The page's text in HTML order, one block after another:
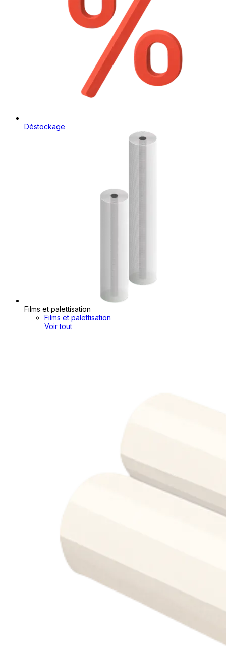
Déstockage
Films et palettisation
Films et palettisation
Voir tout